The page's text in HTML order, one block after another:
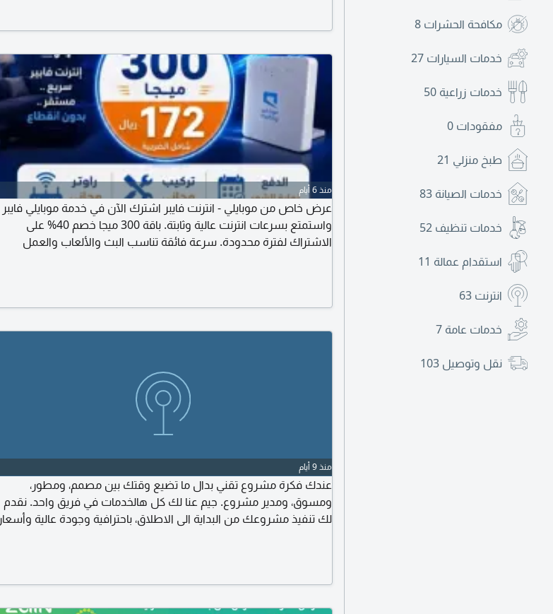
مكافحة الحشرات 8
خدمات السيارات 27
خدمات زراعية 50
مفقودات 0
طبخ منزلي 21
خدمات الصيانة 83
خدمات تنظيف 52
استقدام عمالة 11
انترنت 63
خدمات عامة 7
نقل وتوصيل 103
منذ 6 أيام
عرض خاص من موبايلي - انترنت فايبر اشترك الآن في خدمة موبايلي فايبر
واستمتع بسرعات انترنت عالية وثابتة. باقة 300 ميجا خصم 40% على
الاشتراك لفترة محدودة. سرعة فائقة تناسب البث والألعاب والعمل
منذ 9 أيام
عندك فكرة مشروع تقني بدال ما تضيع وقتك بين مصمم، ومطور،
ومسوق، ومدير مشروع. جيم عنا لك كل هالخدمات في فريق واحد. نقدم
لك تنفيذ مشروعك من البداية الى الاطلاق، باحترافية وجودة عالية وأسعار